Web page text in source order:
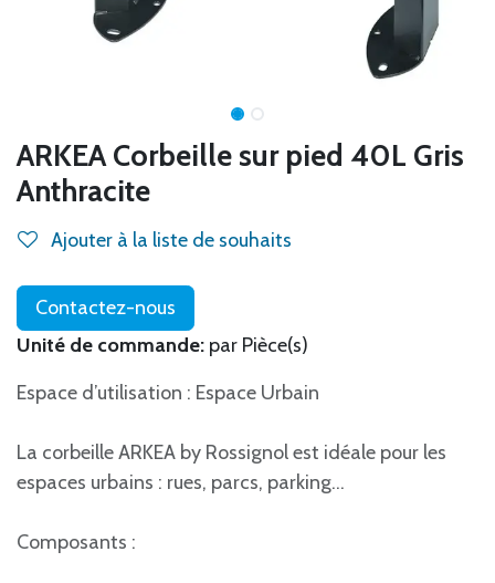
ARKEA Corbeille sur pied 40L Gris
Anthracite
Ajouter à la liste de souhaits
Contactez-nous
Unité de commande: par Pièce(s)
Espace d’utilisation : Espace Urbain
La corbeille ARKEA by Rossignol est idéale pour les
espaces urbains : rues, parcs, parking…
Composants :